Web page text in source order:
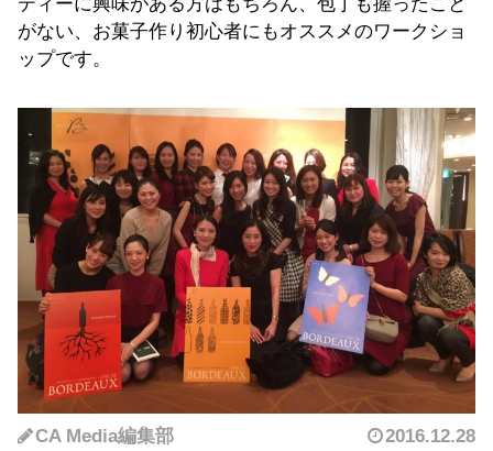
がない、お菓子作り初心者にもオススメのワークショ
ップです。
CA Media編集部 2016.12.28